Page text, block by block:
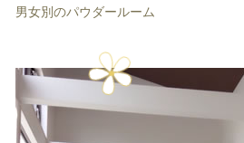
男女別のパウダールーム